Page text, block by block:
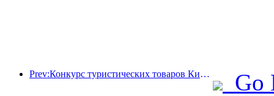
Prev:Конкурс туристических товаров Китая успешно прошел в Сянтане (провинция Хунань).
Go